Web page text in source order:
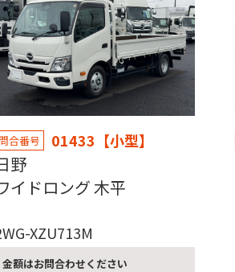
合番号 01433【小型】
野
イドロング 木平
XZU713M
金額はお問合わせください